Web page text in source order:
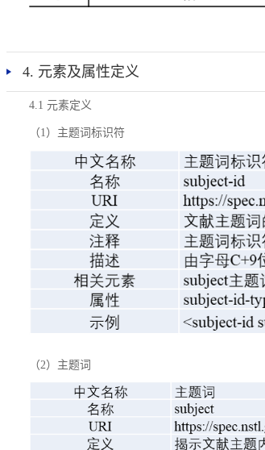
4. 元素及属性定义
4.1 元素定义
（1）主题词标识符
（2）主题词